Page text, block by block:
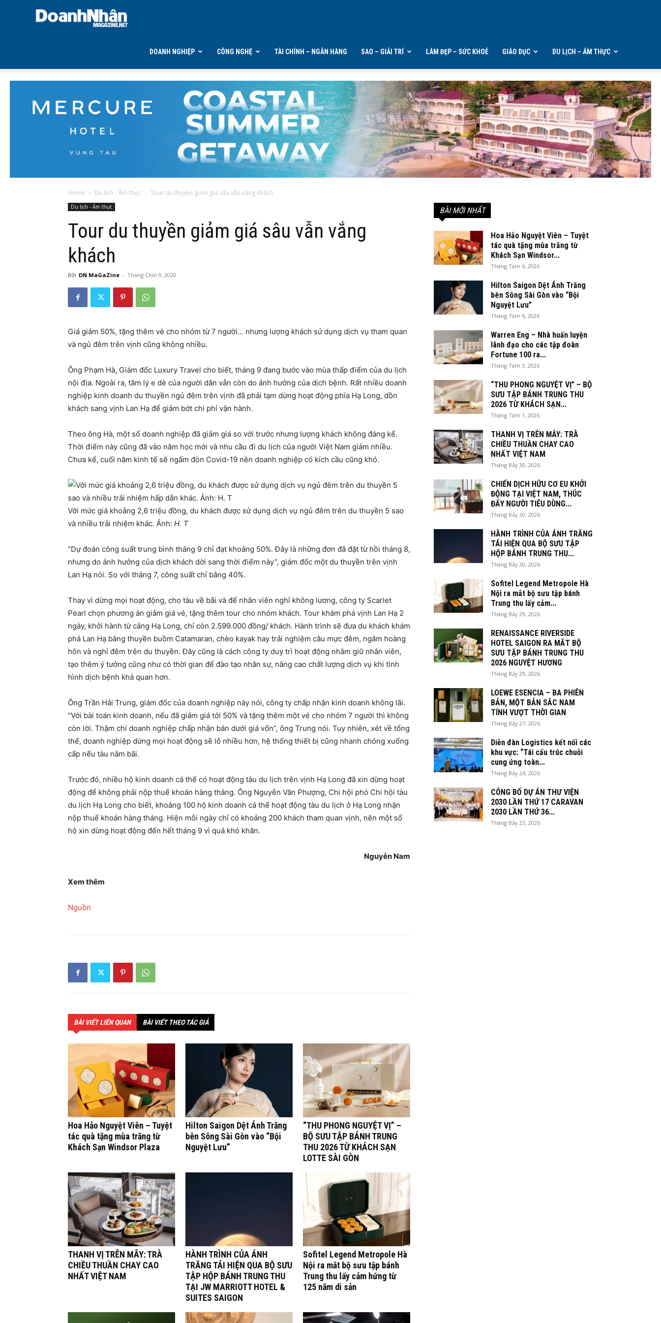
DOANH NGHIỆP CÔNG NGHỆ TÀI CHÍNH – NGÂN HÀNG SAO – GIẢI TRÍ LÀM ĐẸP – SỨC KHOẺ GIÁO DỤC DU LỊCH – ẨM THỰC
Home Du lịch - Ẩm thực Tour du thuyền giảm giá sâu vẫn vắng khách
Du lịch - Ẩm thực
Tour du thuyền giảm giá sâu vẫn vắng
khách
Bởi DN MaGaZine - Tháng Chín 9, 2020
Giá giảm 50%, tặng thêm vé cho nhóm từ 7 người… nhưng lượng khách sử dụng dịch vụ tham quan
và ngủ đêm trên vịnh cũng không nhiều.
Ông Phạm Hà, Giám đốc Luxury Travel cho biết, tháng 9 đang bước vào mùa thấp điểm của du lịch
nội địa. Ngoài ra, tâm lý e dè của người dân vẫn còn do ảnh hưởng của dịch bệnh. Rất nhiều doanh
nghiệp kinh doanh du thuyền ngủ đêm trên vịnh đã phải tạm dừng hoạt động phía Hạ Long, dồn
khách sang vịnh Lan Hạ để giảm bớt chi phí vận hành.
Theo ông Hà, một số doanh nghiệp đã giảm giá so với trước nhưng lượng khách không đáng kể.
Thời điểm này cũng đã vào năm học mới và nhu cầu đi du lịch của người Việt Nam giảm nhiều.
Chưa kể, cuối năm kinh tế sẽ ngấm đòn Covid-19 nên doanh nghiệp có kích cầu cũng khó.
Với mức giá khoảng 2,6 triệu đồng, du khách được sử dụng dịch vụ ngủ đêm trên du thuyền 5 sao
và nhiều trải nhiệm khác. Ảnh: H. T
“Dự đoán công suất trung bình tháng 9 chỉ đạt khoảng 50%. Đây là những đơn đã đặt từ hồi tháng 8,
nhưng do ảnh hưởng của dịch khách dời sang thời điểm này”, giám đốc một du thuyền trên vịnh
Lan Hạ nói. So với tháng 7, công suất chỉ bằng 40%.
Thay vì dừng mọi hoạt động, cho tàu về bãi và để nhân viên nghỉ không lương, công ty Scarlet
Pearl chọn phương án giảm giá vé, tặng thêm tour cho nhóm khách. Tour khám phá vịnh Lan Hạ 2
ngày, khởi hành từ cảng Hạ Long, chỉ còn 2.599.000 đồng/ khách. Hành trình sẽ đưa du khách khám
phá Lan Hạ bằng thuyền buồm Catamaran, chèo kayak hay trải nghiệm câu mực đêm, ngắm hoàng
hôn và nghỉ đêm trên du thuyền. Đây cũng là cách công ty duy trì hoạt động nhằm giữ nhân viên,
tạo thêm ý tưởng cũng như có thời gian để đào tạo nhân sự, nâng cao chất lượng dịch vụ khi tình
hình dịch bệnh khả quan hơn.
Ông Trần Hải Trung, giám đốc của doanh nghiệp này nói, công ty chấp nhận kinh doanh không lãi.
“Với bài toán kinh doanh, nếu đã giảm giá tới 50% và tặng thêm một vé cho nhóm 7 người thì không
còn lời. Thậm chí doanh nghiệp chấp nhận bán dưới giá vốn”, ông Trung nói. Tuy nhiên, xét về tổng
thể, doanh nghiệp dừng mọi hoạt động sẽ lỗ nhiều hơn, hệ thống thiết bị cũng nhanh chóng xuống
cấp nếu tàu nằm bãi.
Trước đó, nhiều hộ kinh doanh cá thể có hoạt động tàu du lịch trên vịnh Hạ Long đã xin dừng hoạt
động để không phải nộp thuế khoán hàng tháng. Ông Nguyễn Văn Phượng, Chi hội phó Chi hội tàu
du lịch Hạ Long cho biết, khoảng 100 hộ kinh doanh cá thể hoạt động tàu du lịch ở Hạ Long nhận
nộp thuế khoán hàng tháng. Hiện mỗi ngày chỉ có khoảng 200 khách tham quan vịnh, nên một số
hộ xin dừng hoạt động đến hết tháng 9 vì quá khó khăn.
Nguyễn Nam
Xem thêm
Nguồn
BÀI VIẾT LIÊN QUAN BÀI VIẾT THEO TÁC GIẢ
Hoa Hảo Nguyệt Viên – Tuyệt
tác quà tặng mùa trăng từ
Khách Sạn Windsor Plaza
Hilton Saigon Dệt Ánh Trăng
bên Sông Sài Gòn vào “Bội
Nguyệt Lưu”
“THU PHONG NGUYỆT VỊ” –
BỘ SƯU TẬP BÁNH TRUNG
THU 2026 TỪ KHÁCH SẠN
LOTTE SÀI GÒN
THANH VỊ TRÊN MÂY: TRÀ
CHIỀU THUẦN CHAY CAO
NHẤT VIỆT NAM
HÀNH TRÌNH CỦA ÁNH
TRĂNG TÁI HIỆN QUA BỘ SƯU
TẬP HỘP BÁNH TRUNG THU
TẠI JW MARRIOTT HOTEL &
SUITES SAIGON
Sofitel Legend Metropole Hà
Nội ra mắt bộ sưu tập bánh
Trung thu lấy cảm hứng từ
125 năm di sản
BÀI MỚI NHẤT
Hoa Hảo Nguyệt Viên – Tuyệt
tác quà tặng mùa trăng từ
Khách Sạn Windsor...
Tháng Tám 6, 2026
Hilton Saigon Dệt Ánh Trăng
bên Sông Sài Gòn vào “Bội
Nguyệt Lưu”
Tháng Tám 6, 2026
Warren Eng – Nhà huấn luyện
lãnh đạo cho các tập đoàn
Fortune 100 ra...
Tháng Tám 3, 2026
“THU PHONG NGUYỆT VỊ” – BỘ
SƯU TẬP BÁNH TRUNG THU
2026 TỪ KHÁCH SẠN...
Tháng Tám 1, 2026
THANH VỊ TRÊN MÂY: TRÀ
CHIỀU THUẦN CHAY CAO
NHẤT VIỆT NAM
Tháng Bảy 30, 2026
CHIẾN DỊCH HỮU CƠ EU KHỞI
ĐỘNG TẠI VIỆT NAM, THÚC
ĐẨY NGƯỜI TIÊU DÙNG...
Tháng Bảy 30, 2026
HÀNH TRÌNH CỦA ÁNH TRĂNG
TÁI HIỆN QUA BỘ SƯU TẬP
HỘP BÁNH TRUNG THU...
Tháng Bảy 30, 2026
Sofitel Legend Metropole Hà
Nội ra mắt bộ sưu tập bánh
Trung thu lấy cảm...
Tháng Bảy 29, 2026
RENAISSANCE RIVERSIDE
HOTEL SAIGON RA MẮT BỘ
SƯU TẬP BÁNH TRUNG THU
2026 NGUYỆT HƯƠNG
Tháng Bảy 29, 2026
LOEWE ESENCIA – BA PHIÊN
BẢN, MỘT BẢN SẮC NAM
TÍNH VƯỢT THỜI GIAN
Tháng Bảy 27, 2026
Diễn đàn Logistics kết nối các
khu vực: “Tái cấu trúc chuỗi
cung ứng toàn...
Tháng Bảy 24, 2026
CÔNG BỐ DỰ ÁN THƯ VIỆN
2030 LẦN THỨ 17 CARAVAN
2030 LẦN THỨ 36...
Tháng Bảy 23, 2026